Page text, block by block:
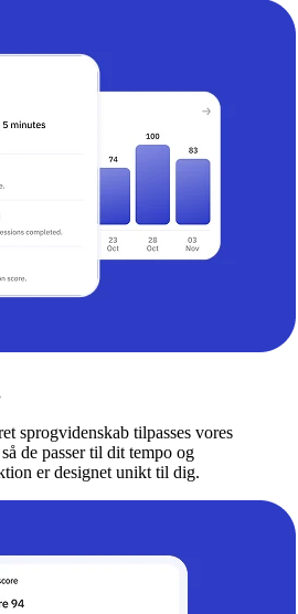
sprogvidenskab tilpasses vores
de passer til dit tempo og
er designet unikt til dig.